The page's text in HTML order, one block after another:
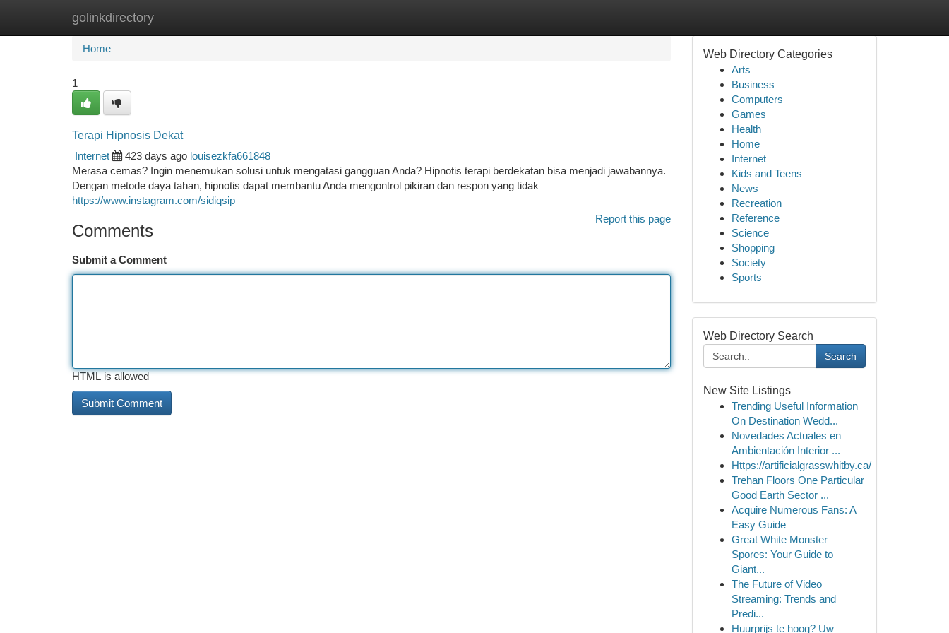
golinkdirectory
Home New Site Listings
Home
1
Terapi Hipnosis Dekat
Internet
423 days ago louisezkfa661848
Merasa cemas? Ingin menemukan solusi untuk mengatasi gangguan Anda? Hipnotis terapi berdekatan bisa menjadi jawabannya.
Dengan metode daya tahan, hipnotis dapat membantu Anda mengontrol pikiran dan respon yang tidak
https://www.instagram.com/sidiqsip
Report this page
Comments
Submit a Comment
HTML is allowed
Web Directory Categories
Arts
Business
Computers
Games
Health
Home
Internet
Kids and Teens
News
Recreation
Reference
Science
Shopping
Society
Sports
Web Directory Search
Search
New Site Listings
Trending Useful Information
On Destination Wedd...
Novedades Actuales en
Ambientación Interior ...
Https://artificialgrasswhitby.ca/
Trehan Floors One Particular
Good Earth Sector ...
Acquire Numerous Fans: A
Easy Guide
Great White Monster
Spores: Your Guide to
Giant...
The Future of Video
Streaming: Trends and
Predi...
Huurprijs te hoog? Uw